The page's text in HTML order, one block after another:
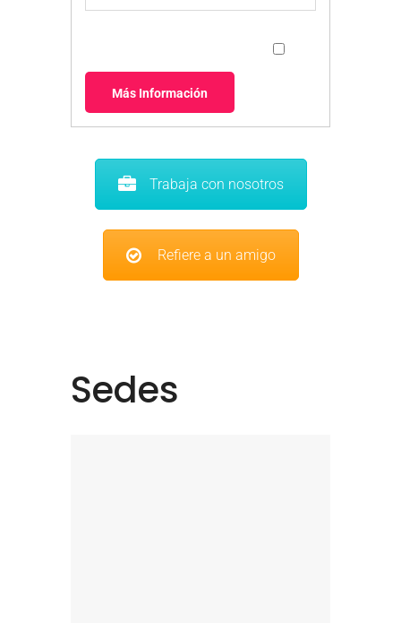
Trabaja con nosotros
Refiere a un amigo
Sedes